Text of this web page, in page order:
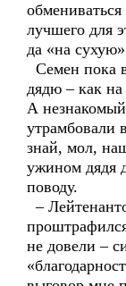
лучшего для
да «на
Семен пока
дядю – как на
А
утрамбовали
знай, мол,
ужином дядя
поводу.
–
не довели –